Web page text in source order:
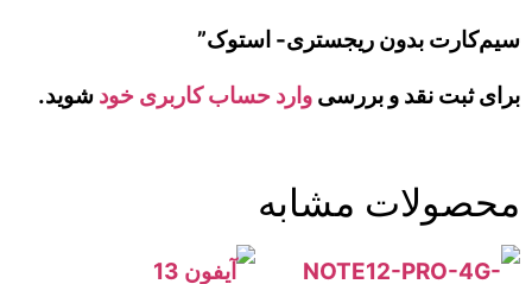
سیم‌کارت بدون ریجستری- استوک”
برای ثبت نقد و بررسی وارد حساب کاربری خود شوید.
محصولات مشابه